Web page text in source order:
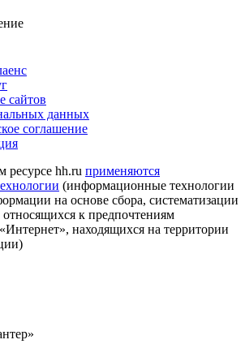
сайтов
данных
соглашение
hh.ru применяются
(информационные технологии
на основе сбора, систематизации
относящихся к предпочтениям
находящихся на территории